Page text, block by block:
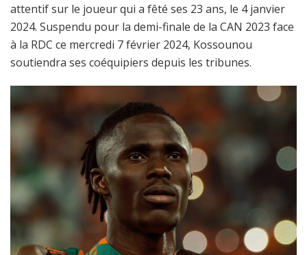
attentif sur le joueur qui a fêté ses 23 ans, le 4 janvier
2024. Suspendu pour la demi-finale de la CAN 2023 face
à la RDC ce mercredi 7 février 2024, Kossounou
soutiendra ses coéquipiers depuis les tribunes.